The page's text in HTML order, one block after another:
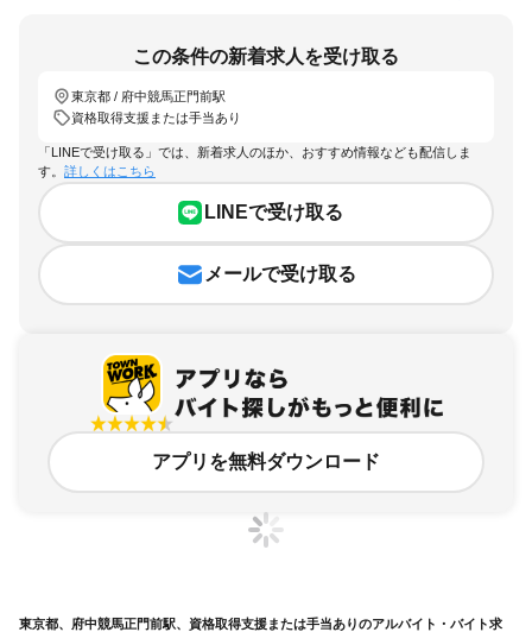
この条件の新着求人を受け取る
東京都 / 府中競馬正門前駅
資格取得支援または手当あり
「LINEで受け取る」では、新着求人のほか、おすすめ情報なども配信しま
す。 詳しくはこちら
LINEで受け取る
メールで受け取る
アプリを無料ダウンロード
東京都、府中競馬正門前駅、資格取得支援または手当ありのアルバイト・バイト求